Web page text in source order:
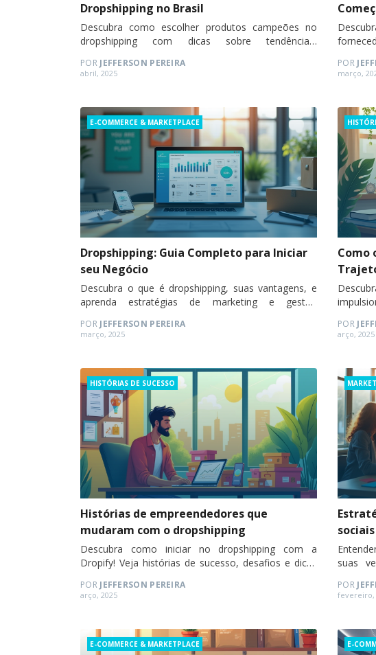
Dropshipping no Brasil
Descubra como escolher produtos campeões no
dropshipping com dicas sobre tendências,
ferramentas práticas para aumentar suas vendas.
POR JEFFERSON PEREIRA
Posted
abril, 2025
POR
Posted
março,
Categories
E-COMMERCE & MARKETPLACE
Dropshipping: Guia Completo para Iniciar
seu Negócio
Descubra o que é dropshipping, suas vantagens, e
aprenda estratégias de marketing e gestão
POR JEFFERSON PEREIRA
Posted
março, 2025
Como
no blog!
POR
Posted
arço, 2025
Categories
HISTÓRIAS DE SUCESSO
Histórias de empreendedores que
mudaram com o dropshipping
Descubra como iniciar no dropshipping com a
Dropify! Veja histórias de sucesso, desafios e dicas
POR JEFFERSON PEREIRA
Posted
arço, 2025
suas
POR
Posted
fevereiro,
Categories
E-COMMERCE & MARKETPLACE E-